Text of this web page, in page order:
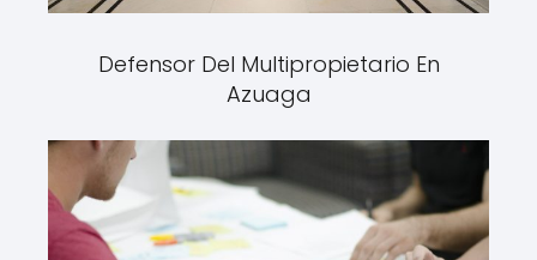
Defensor Del Multipropietario En
Azuaga